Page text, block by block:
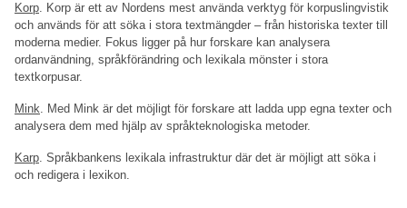
Korp. Korp är ett av Nordens mest använda verktyg för korpuslingvistik
och används för att söka i stora textmängder – från historiska texter till
moderna medier. Fokus ligger på hur forskare kan analysera
ordanvändning, språkförändring och lexikala mönster i stora
textkorpusar.
Mink. Med Mink är det möjligt för forskare att ladda upp egna texter och
analysera dem med hjälp av språkteknologiska metoder.
Karp. Språkbankens lexikala infrastruktur där det är möjligt att söka i
och redigera i lexikon.